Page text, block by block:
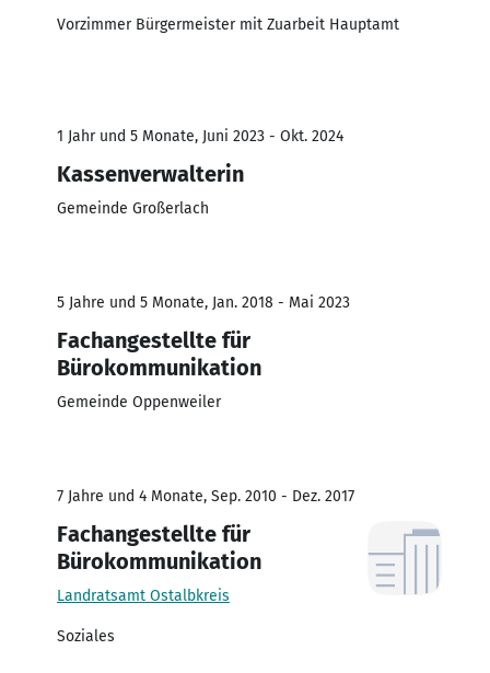
Vorzimmer Bürgermeister mit Zuarbeit Hauptamt
1 Jahr und 5 Monate, Juni 2023 - Okt. 2024
Kassenverwalterin
Gemeinde Großerlach
5 Jahre und 5 Monate, Jan. 2018 - Mai 2023
Fachangestellte für
Bürokommunikation
Gemeinde Oppenweiler
7 Jahre und 4 Monate, Sep. 2010 - Dez. 2017
Fachangestellte für
Bürokommunikation
Landratsamt Ostalbkreis
Soziales